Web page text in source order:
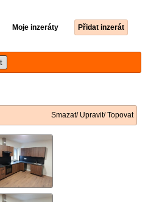
Moje inzeráty Přidat inzerát
Smazat/ Upravit/ Topovat